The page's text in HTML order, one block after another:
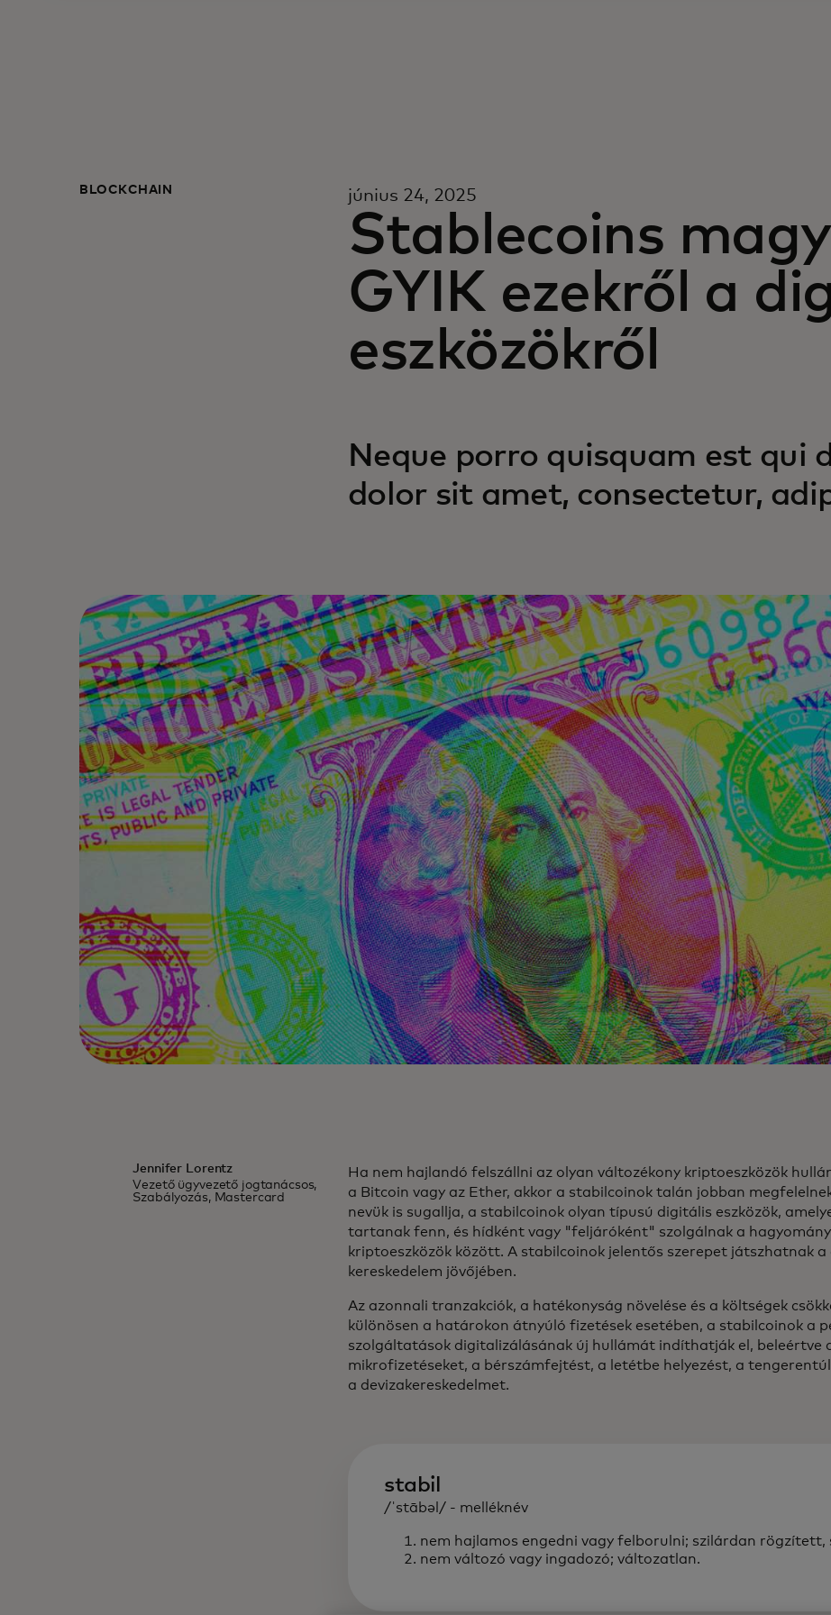
BLOCKCHAIN június 24, 2025
Stablecoins
GYIK ezekről a
eszközökről
Neque porro quisquam est qui
dolor sit amet, consectetur,
Jennifer Lorentz
Vezető ügyvezető jogtanácsos,
Szabályozás, Mastercard
Ha nem hajlandó felszállni az olyan változékony kriptoeszközök
a Bitcoin vagy az Ether, akkor a stabilcoinok talán jobban
nevük is sugallja, a stabilcoinok olyan típusú digitális eszközök,
tartanak fenn, és hídként vagy "feljáróként" szolgálnak a
kriptoeszközök között. A stabilcoinok jelentős szerepet játszhatnak a
kereskedelem jövőjében.
Az azonnali tranzakciók, a hatékonyság növelése és a költségek
különösen a határokon átnyúló fizetések esetében, a stabilcoinok a
szolgáltatások digitalizálásának új hullámát indíthatják el, beleértve
mikrofizetéseket, a bérszámfejtést, a letétbe helyezést, a
a devizakereskedelmet.
stabil
/ˈstābəl/ - melléknév
nem hajlamos engedni vagy felborulni; szilárdan rögzített,
nem változó vagy ingadozó; változatlan.